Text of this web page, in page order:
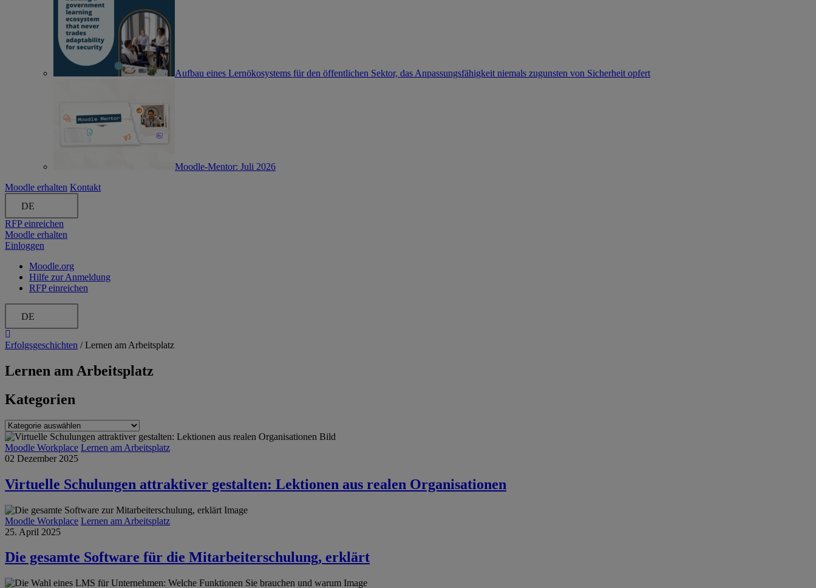
Aufbau eines Lernökosystems für den öffentlichen Sektor, das Anpassungsfähigkeit niemals zugunsten von Sicherheit opfert
Moodle-Mentor: Juli 2026
Moodle erhalten Kontakt
DE
RFP einreichen
Moodle erhalten
Einloggen
Moodle.org
Hilfe zur Anmeldung
RFP einreichen
DE
Erfolgsgeschichten /Lernen am Arbeitsplatz
Lernen am Arbeitsplatz
Kategorien
Kategorien
Moodle Workplace Lernen am Arbeitsplatz
02 Dezember 2025
Virtuelle Schulungen attraktiver gestalten: Lektionen aus realen Organisationen
Moodle Workplace Lernen am Arbeitsplatz
25. April 2025
Die gesamte Software für die Mitarbeiterschulung, erklärt